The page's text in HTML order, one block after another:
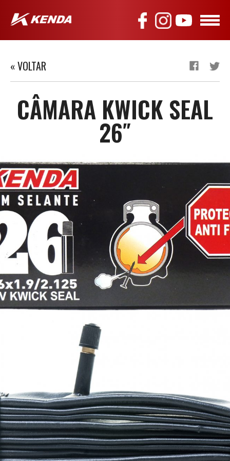
« VOLTAR
CÂMARA KWICK SEAL
26″